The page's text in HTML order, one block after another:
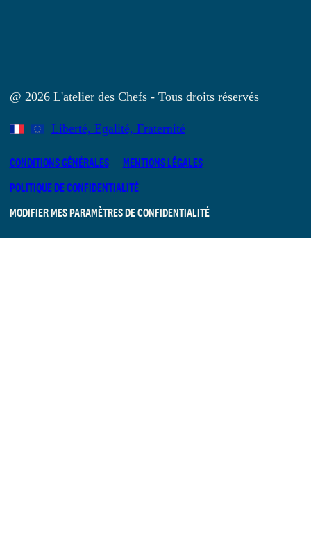
@ 2026 L'atelier des Chefs - Tous droits réservés
Liberté, Egalité, Fraternité
CONDITIONS GÉNÉRALES
MENTIONS LÉGALES
POLITIQUE DE CONFIDENTIALITÉ
MODIFIER MES PARAMÈTRES DE CONFIDENTIALITÉ